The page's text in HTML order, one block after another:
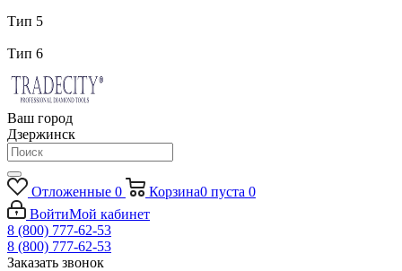
Тип 5
Тип 6
Ваш город
Дзержинск
Отложенные 0 Корзина0 пуста 0
ВойтиМой кабинет
8 (800) 777-62-53
8 (800) 777-62-53
Заказать звонок